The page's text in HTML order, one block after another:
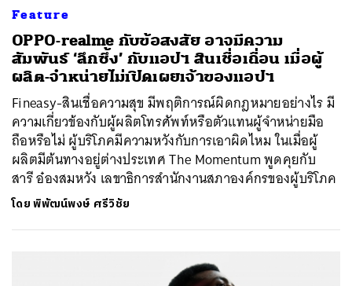
Feature
OPPO-realme กับข้อสงสัย อาจมีความ
สัมพันธ์ ‘ลึกซึ้ง’ กับแอปฯ สินเชื่อเถื่อน เมื่อผู้
ผลิต-จำหน่ายไม่เปิดเผยเจ้าของแอปฯ
Fineasy-สินเชื่อความสุข มีพฤติการณ์ผิดกฎหมายอย่างไร มี
ความเกี่ยวข้องกับผู้ผลิตโทรศัพท์หรือตัวแทนผู้จำหน่ายมือ
ถือหรือไม่ ผู้บริโภคมีความหวังกับการเอาผิดไหม ในเมื่อผู้
ผลิตมีต้นทางอยู่ต่างประเทศ The Momentum พูดคุยกับ
สารี อ๋องสมหวัง เลขาธิการสำนักงานสภาองค์กรของผู้บริโภค
โดยพิพัฒน์พงษ์ ศรีวิชัย